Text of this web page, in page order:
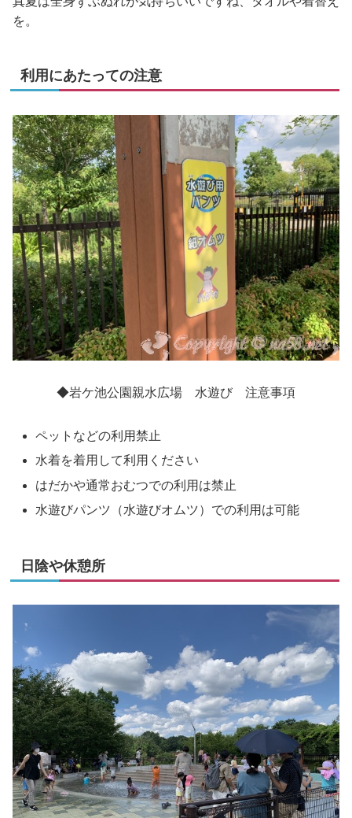
を。
利用にあたっての注意
◆岩ケ池公園親水広場 水遊び 注意事項
ペットなどの利用禁止
水着を着用して利用ください
はだかや通常おむつでの利用は禁止
水遊びパンツ（水遊びオムツ）での利用は可能
日陰や休憩所